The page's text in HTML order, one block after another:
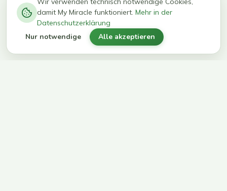
kg in 12
Wochen
erreichen
ihr Ziel
damit My Miracle funktioniert. Mehr in der
Datenschutzerklärung
Nur notwendige Alle akzeptieren